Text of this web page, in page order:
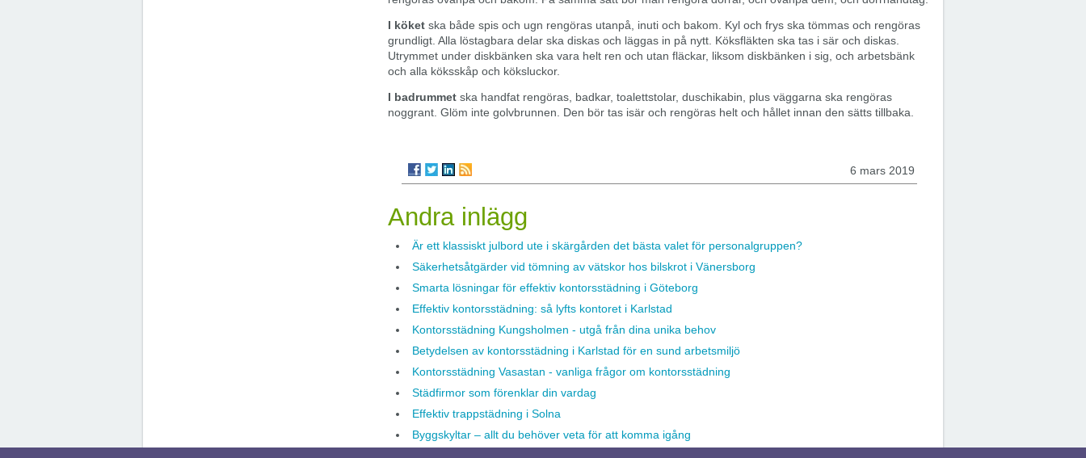
I köket ska både spis och ugn rengöras utanpå, inuti och bakom. Kyl och frys ska tömmas och rengöras
grundligt. Alla löstagbara delar ska diskas och läggas in på nytt. Köksfläkten ska tas i sär och diskas.
Utrymmet under diskbänken ska vara helt ren och utan fläckar, liksom diskbänken i sig, och arbetsbänk
och alla köksskåp och köksluckor.
I badrummet ska handfat rengöras, badkar, toalettstolar, duschikabin, plus väggarna ska rengöras
noggrant. Glöm inte golvbrunnen. Den bör tas isär och rengöras helt och hållet innan den sätts tillbaka.
6 mars 2019
Andra inlägg
Är ett klassiskt julbord ute i skärgården det bästa valet för personalgruppen?
Säkerhetsåtgärder vid tömning av vätskor hos bilskrot i Vänersborg
Smarta lösningar för effektiv kontorsstädning i Göteborg
Effektiv kontorsstädning: så lyfts kontoret i Karlstad
Kontorsstädning Kungsholmen - utgå från dina unika behov
Betydelsen av kontorsstädning i Karlstad för en sund arbetsmiljö
Kontorsstädning Vasastan - vanliga frågor om kontorsstädning
Städfirmor som förenklar din vardag
Effektiv trappstädning i Solna
Byggskyltar – allt du behöver veta för att komma igång